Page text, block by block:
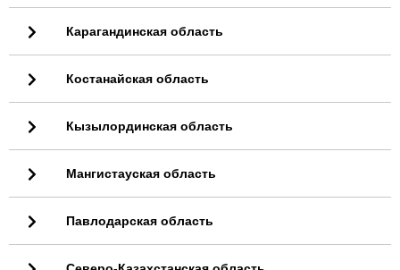
Карагандинская область
Костанайская область
Кызылординская область
Мангистауская область
Павлодарская область